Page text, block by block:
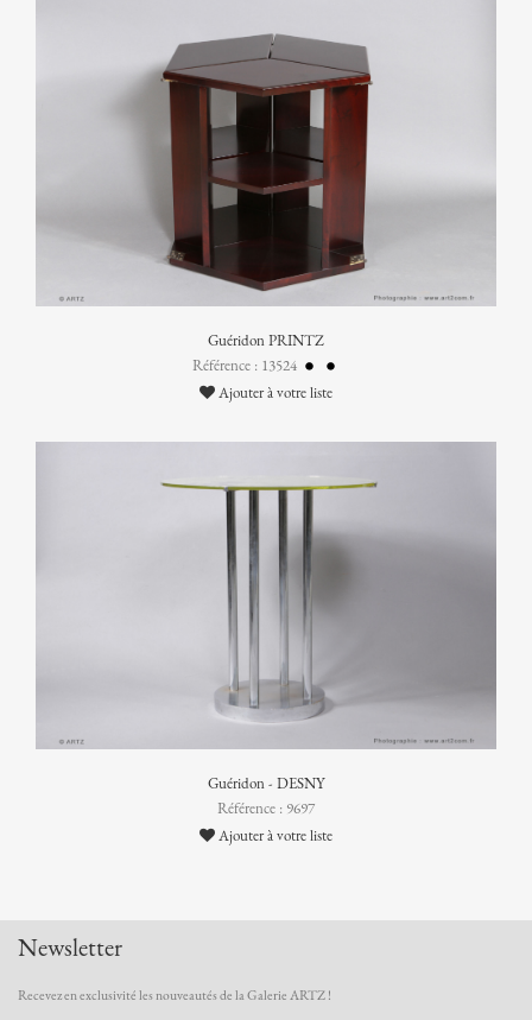
Guéridon PRINTZ
Référence : 13524
Ajouter à votre liste
Guéridon - DESNY
Référence : 9697
Ajouter à votre liste
Newsletter
Recevez en exclusivité les nouveautés de la Galerie ARTZ !